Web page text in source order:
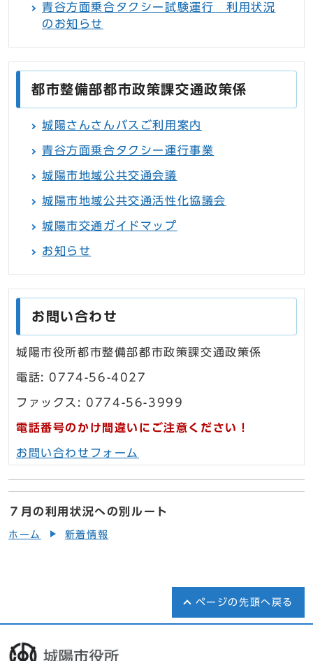
青谷方面乗合タクシー試験運行 利用状況
のお知らせ
都市整備部都市政策課交通政策係
城陽さんさんバスご利用案内
青谷方面乗合タクシー運行事業
城陽市地域公共交通会議
城陽市地域公共交通活性化協議会
城陽市交通ガイドマップ
お知らせ
お問い合わせ
城陽市役所都市整備部都市政策課交通政策係
電話: 0774-56-4027
ファックス: 0774-56-3999
電話番号のかけ間違いにご注意ください！
お問い合わせフォーム
７月の利用状況への別ルート
ホーム 新着情報
ページの先頭へ戻る